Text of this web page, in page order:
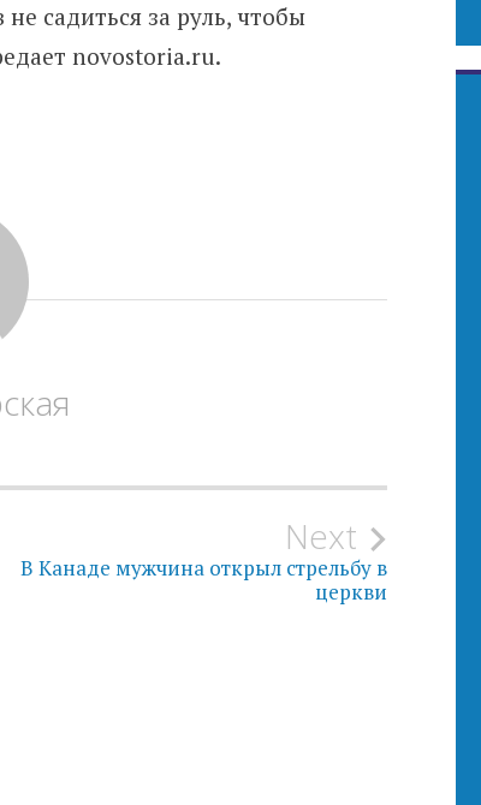
садиться за руль, чтобы
novostoria.ru.
Next
В Канаде мужчина открыл стрельбу в
церкви